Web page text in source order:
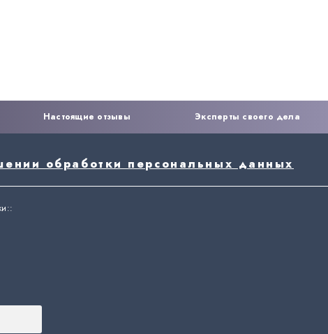
Настоящие отзывы Эксперты своего дела
обработки персональных данных
: